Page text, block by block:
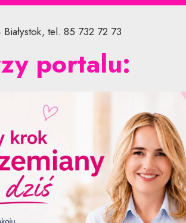
tel. 85 732 72 73
portalu: